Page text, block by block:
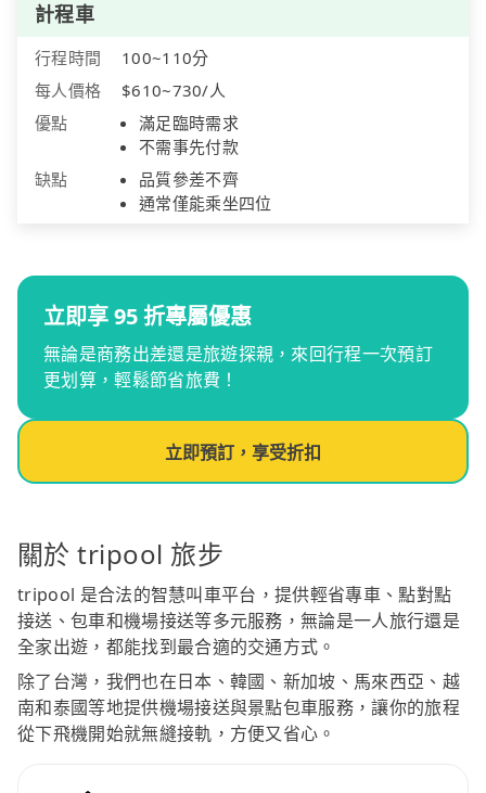
計程車
行程時間
100~110分
每人價格
$610~730/人
優點
滿足臨時需求
不需事先付款
缺點
品質參差不齊
通常僅能乘坐四位
立即享 95 折專屬優惠
無論是商務出差還是旅遊探親，來回行程一次預訂
更划算，輕鬆節省旅費！
立即預訂，享受折扣
關於 tripool 旅步
tripool 是合法的智慧叫車平台，提供輕省專車、點對點
接送、包車和機場接送等多元服務，無論是一人旅行還是
全家出遊，都能找到最合適的交通方式。
除了台灣，我們也在日本、韓國、新加坡、馬來西亞、越
南和泰國等地提供機場接送與景點包車服務，讓你的旅程
從下飛機開始就無縫接軌，方便又省心。